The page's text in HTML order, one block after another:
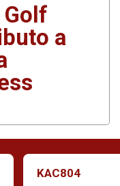
a
KAC804